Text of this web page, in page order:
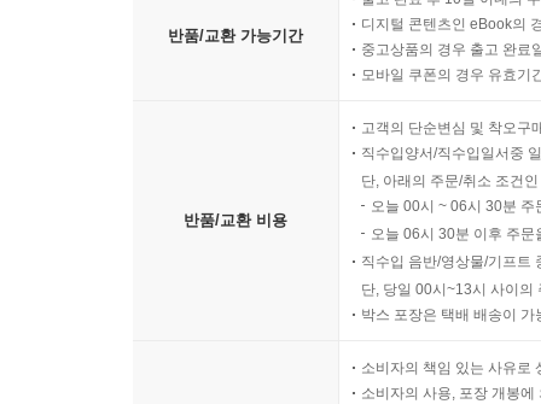
반품/교환 가능기간
디지털 콘텐츠인 eBook의
중고상품의 경우 출고 완료
모바일 쿠폰의 경우 유효기
반품/교환 비용
고객의 단순변심 및 착오구
직수입양서/직수입일서중
단, 아래의 주문/취소 조건
오늘 00시 ~ 06시 30분
오늘 06시 30분 이후 주
직수입 음반/영상물/기프트
단, 당일 00시~13시 사이의
박스 포장은 택배 배송이
소비자의 책임 있는 사유로
소비자의 사용, 포장 개봉